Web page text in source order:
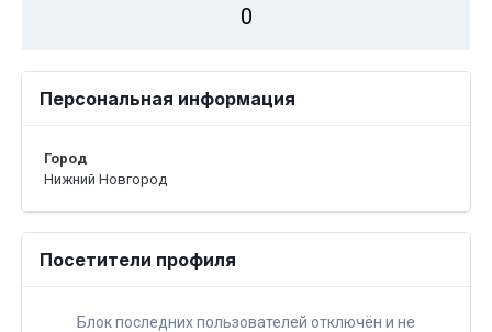
0
Персональная информация
Город
Нижний Новгород
Посетители профиля
Блок последних пользователей отключён и не